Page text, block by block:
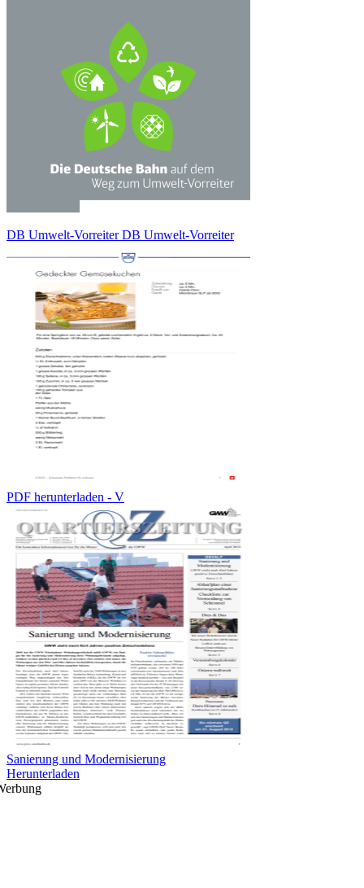
DB Umwelt-Vorreiter DB Umwelt-Vorreiter
PDF herunterladen - V
Sanierung und Modernisierung
Herunterladen